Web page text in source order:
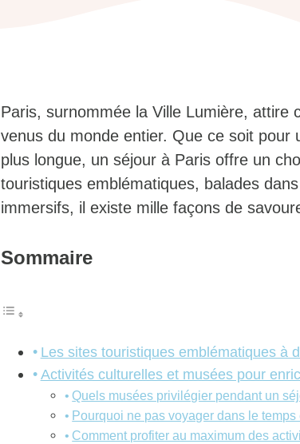
Paris, surnommée la Ville Lumière, attire
venus du monde entier. Que ce soit pour
plus longue, un séjour à Paris offre un
touristiques emblématiques, balades
immersifs, il existe mille façons de
Sommaire
Les sites touristiques emblématiques à
Activités culturelles et musées pour
Quels musées privilégier pendant un
Pourquoi ne pas voyager dans le
Comment profiter au maximum des